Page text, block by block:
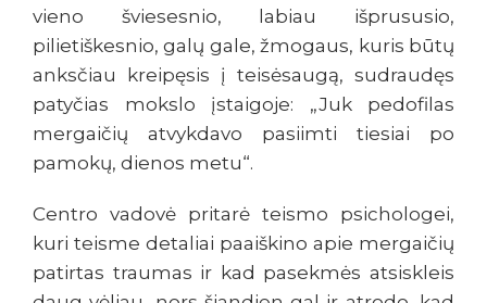
vieno šviesesnio, labiau išprususio,
pilietiškesnio, galų gale, žmogaus, kuris būtų
anksčiau kreipęsis į teisėsaugą, sudraudęs
patyčias mokslo įstaigoje: „Juk pedofilas
mergaičių atvykdavo pasiimti tiesiai po
pamokų, dienos metu“.
Centro vadovė pritarė teismo psichologei,
kuri teisme detaliai paaiškino apie mergaičių
patirtas traumas ir kad pasekmės atsiskleis